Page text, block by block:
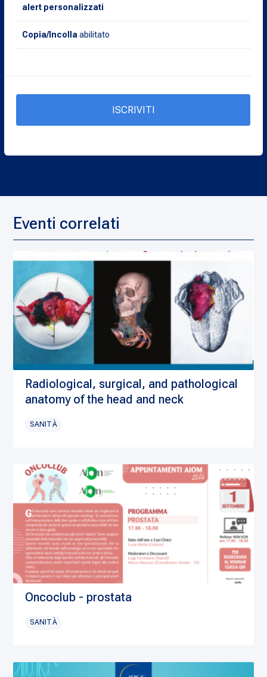
alert personalizzati
Copia/Incollaabilitato
ISCRIVITI
Eventi correlati
Radiological, surgical, and pathological
anatomy of the head and neck
SANITÀ
Oncoclub - prostata
SANITÀ